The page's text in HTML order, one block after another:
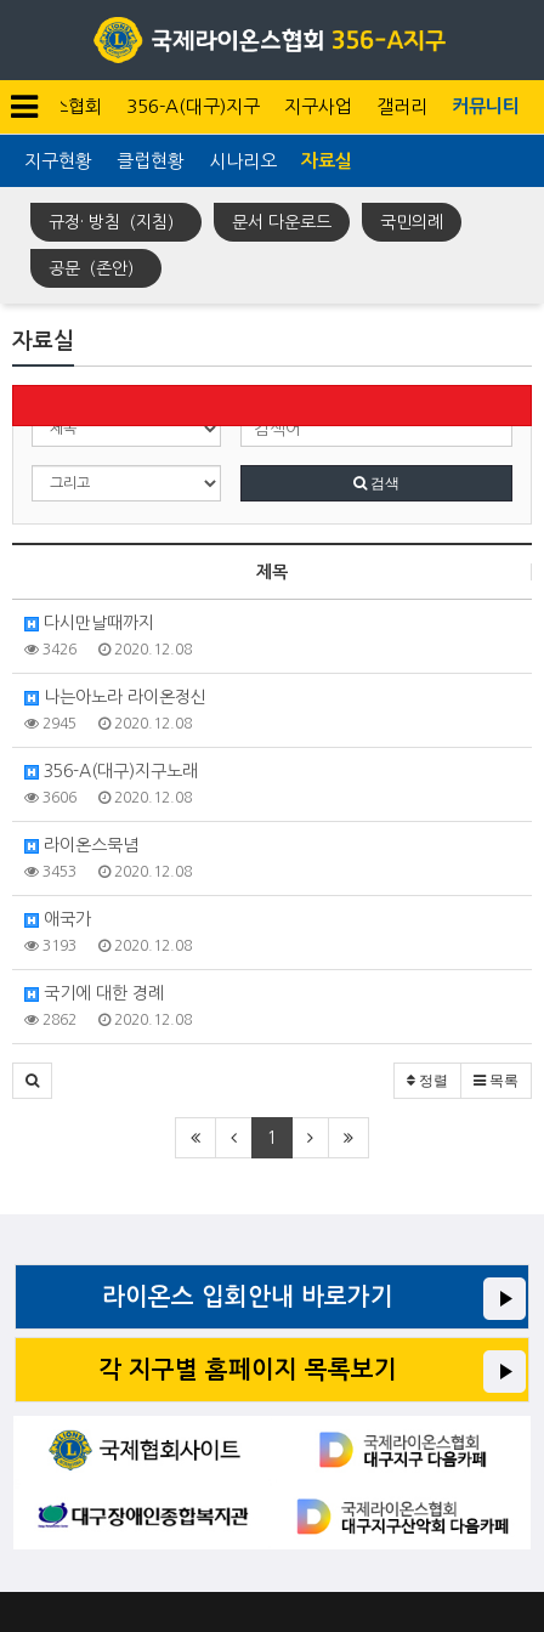
이온스협회 356-A(대구)지구 지구사업 갤러리 커뮤니티
지구현황 클럽현황 시나리오 자료실
규정· 방침（지침） 문서 다운로드 국민의례
공문（존안）
자료실
검색
제목
다시만날때까지
3426 2020.12.08
나는아노라 라이온정신
2945 2020.12.08
356-A(대구)지구노래
3606 2020.12.08
라이온스묵념
3453 2020.12.08
애국가
3193 2020.12.08
국기에 대한 경례
2862 2020.12.08
정렬 목록
1
라이온스 입회안내 바로가기
각 지구별 홈페이지 목록보기